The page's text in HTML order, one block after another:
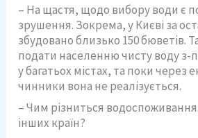
– На щастя, щодо вибору води є
зрушення. Зокрема, у Києві за
збудовано близько 150 бюветів.
подати населенню чисту воду з-
у багатьох містах, та поки через
чинники вона не реалізується.
– Чим різниться водоспоживання
інших країн?